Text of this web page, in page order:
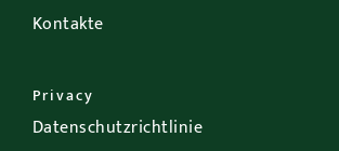
Kontakte
Privacy
Datenschutzrichtlinie